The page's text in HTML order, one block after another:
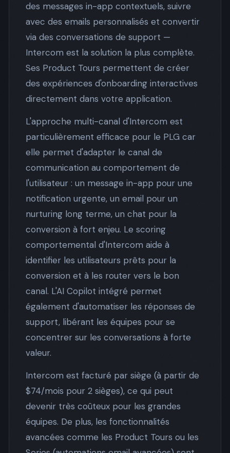
des messages in-app contextuels, suivre
avec des emails personnalisés et convertir
via des conversations de support —
Intercom est la solution la plus complète.
Ses Product Tours permettent de créer
des expériences d'onboarding interactives
directement dans votre application.
L'approche multi-canal d'Intercom est
particulièrement efficace pour le PLG car
elle permet d'adapter le canal de
communication au comportement de
l'utilisateur : un message in-app pour une
notification urgente, un email pour un
nurturing long terme, un chat pour la
conversion à fort enjeu. Le scoring
comportemental d'Intercom aide à
identifier les utilisateurs prêts pour la
conversion et à les router vers le bon
canal. L'AI Copilot intégré permet
également d'automatiser les réponses de
support, libérant les équipes pour se
concentrer sur les conversations à forte
valeur.
Intercom est facturé par siège (à partir de
$74/mois pour 2 sièges), ce qui peut
devenir très coûteux pour les grandes
équipes. De plus, les fonctionnalités
avancées comme les Product Tours ou les